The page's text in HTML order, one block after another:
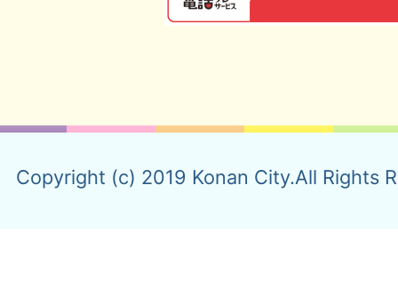
Copyright (c) 2019 Konan City.All Rights